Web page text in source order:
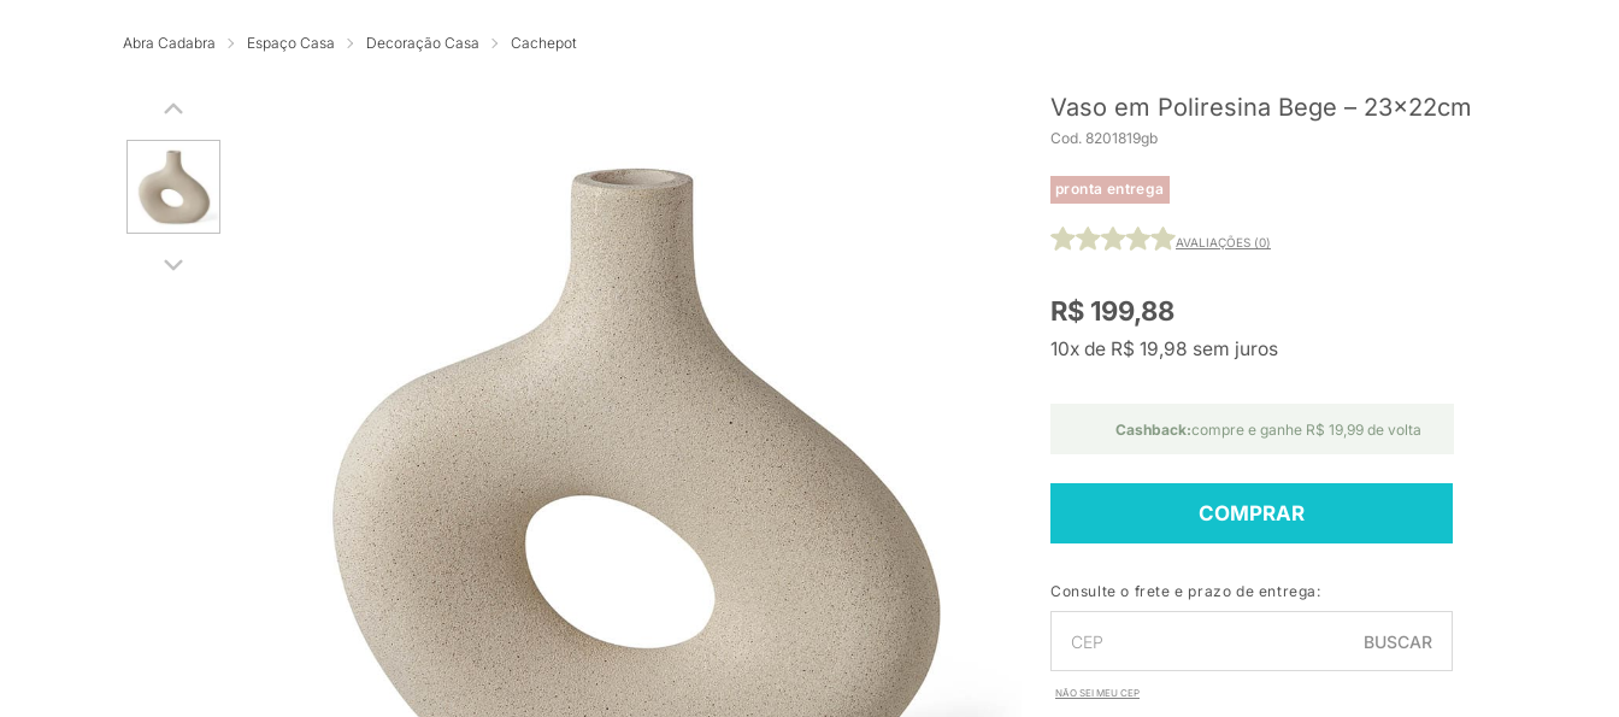
Abra Cadabra Espaço Casa Decoração Casa Cachepot
Vaso em Poliresina Bege – 23x22cm
Cod. 8201819gb
pronta entrega
AVALIAÇÕES (0)
R$ 199,88
10x de R$ 19,98 sem juros
Cashback:compre e ganhe R$ 19,99 de volta
COMPRAR
Consulte o frete e prazo de entrega:
BUSCAR
NÃO SEI MEU CEP